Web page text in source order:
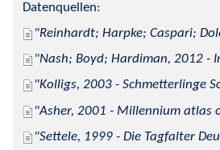
Datenquellen:
Reinhardt; Harpke; Caspari;
Nash; Boyd; Hardiman, 2012 -
Kolligs, 2003 - Schmetterlinge
Asher, 2001 - Millennium atlas
Settele, 1999 - Die Tagfalter